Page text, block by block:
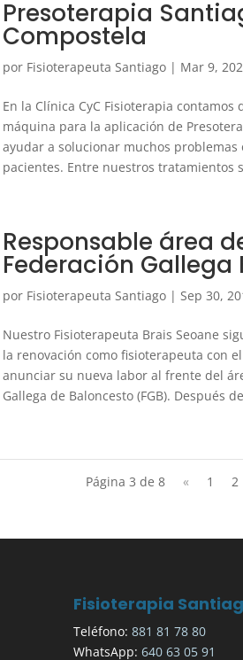
Presoterapia
Compostela
por Fisioterapeuta Santiago | Mar 9,
En la Clínica CyC Fisioterapia
máquina para la aplicación de
ayudar a solucionar muchos problemas
pacientes. Entre nuestros tratamientos
Responsable área
Federación Gallega
por Fisioterapeuta Santiago | Sep 30,
Nuestro Fisioterapeuta Brais Seoane
la renovación como fisioterapeuta con
anunciar su nueva labor al frente del
Gallega de Baloncesto (FGB). Después
Página 3 de 8 « 1 2
Fisioterapia
Teléfono: 881 81 78 80
WhatsApp: 640 63 05 91